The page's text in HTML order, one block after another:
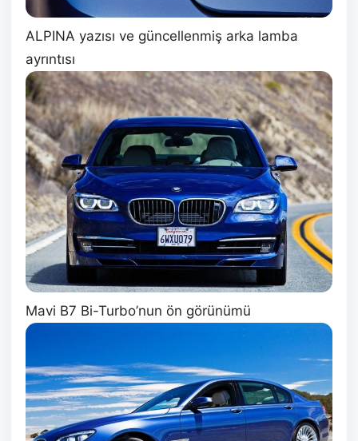
ALPINA yazısı ve güncellenmiş arka lamba
ayrıntısı
Mavi B7 Bi-Turbo’nun ön görünümü